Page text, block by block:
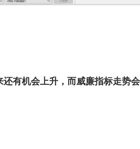
有机会上升，而威廉指标走势